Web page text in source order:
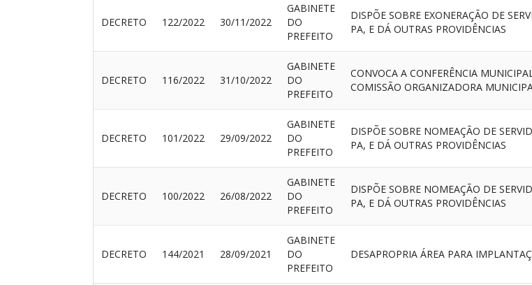
DECRETO 122/2022 30/11/2022
GABINETE
DO
PREFEITO
DISPÕE SOBRE EXONERAÇÃO DE
PA, E DÁ OUTRAS PROVIDÊNCIAS
DECRETO 116/2022 31/10/2022
GABINETE
DO
PREFEITO
CONVOCA A CONFERÊNCIA
COMISSÃO ORGANIZADORA
DECRETO 101/2022 29/09/2022
GABINETE
DO
PREFEITO
DISPÕE SOBRE NOMEAÇÃO DE
PA, E DÁ OUTRAS PROVIDÊNCIAS
DECRETO 100/2022 26/08/2022
GABINETE
DO
PREFEITO
DISPÕE SOBRE NOMEAÇÃO DE
PA, E DÁ OUTRAS PROVIDÊNCIAS
DECRETO 144/2021 28/09/2021
GABINETE
DO
PREFEITO
DESAPROPRIA ÁREA PARA